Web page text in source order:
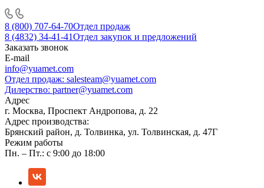
8 (800) 707-64-70Отдел продаж
8 (4832) 34-41-41Отдел закупок и предложений
Заказать звонок
E-mail
info@yuamet.com
Отдел продаж: salesteam@yuamet.com
Дилерство: partner@yuamet.com
Адрес
г. Москва, Проспект Андропова, д. 22
Адрес производства:
Брянский район, д. Толвинка, ул. Толвинская, д. 47Г
Режим работы
Пн. – Пт.: с 9:00 до 18:00